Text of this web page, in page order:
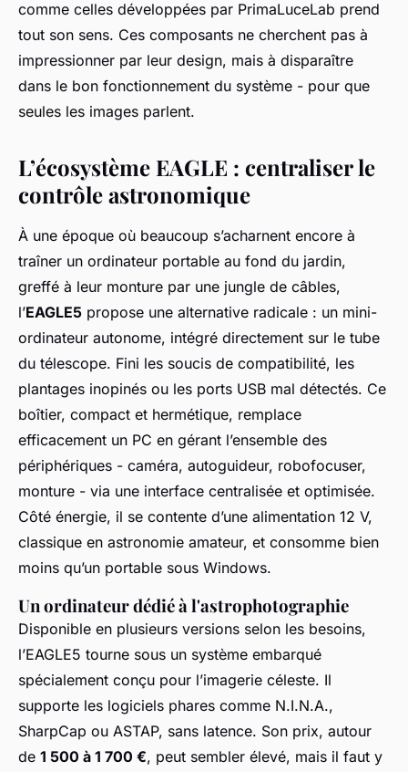
comme celles développées par PrimaLuceLab prend
tout son sens. Ces composants ne cherchent pas à
impressionner par leur design, mais à disparaître
dans le bon fonctionnement du système - pour que
seules les images parlent.
L’écosystème EAGLE : centraliser le
contrôle astronomique
À une époque où beaucoup s’acharnent encore à
traîner un ordinateur portable au fond du jardin,
greffé à leur monture par une jungle de câbles,
l’EAGLE5 propose une alternative radicale : un mini-
ordinateur autonome, intégré directement sur le tube
du télescope. Fini les soucis de compatibilité, les
plantages inopinés ou les ports USB mal détectés. Ce
boîtier, compact et hermétique, remplace
efficacement un PC en gérant l’ensemble des
périphériques - caméra, autoguideur, robofocuser,
monture - via une interface centralisée et optimisée.
Côté énergie, il se contente d’une alimentation 12 V,
classique en astronomie amateur, et consomme bien
moins qu’un portable sous Windows.
Un ordinateur dédié à l'astrophotographie
Disponible en plusieurs versions selon les besoins,
l’EAGLE5 tourne sous un système embarqué
spécialement conçu pour l’imagerie céleste. Il
supporte les logiciels phares comme N.I.N.A.,
SharpCap ou ASTAP, sans latence. Son prix, autour
de 1 500 à 1 700 €, peut sembler élevé, mais il faut y